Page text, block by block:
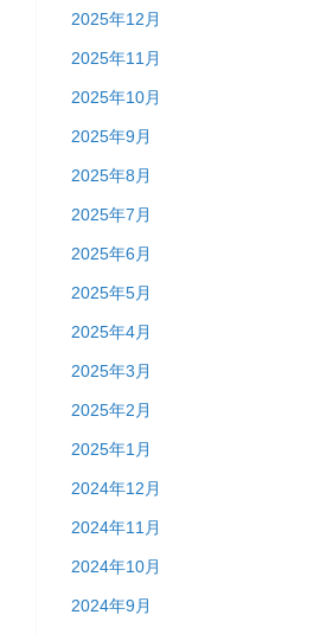
2025年12月
2025年11月
2025年10月
2025年9月
2025年8月
2025年7月
2025年6月
2025年5月
2025年4月
2025年3月
2025年2月
2025年1月
2024年12月
2024年11月
2024年10月
2024年9月